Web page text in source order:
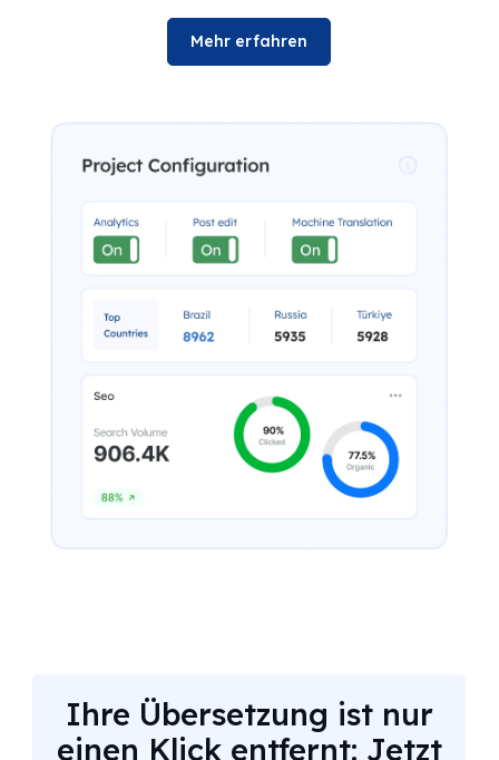
Mehr erfahren
Ihre Übersetzung ist nur
einen Klick entfernt: Jetzt